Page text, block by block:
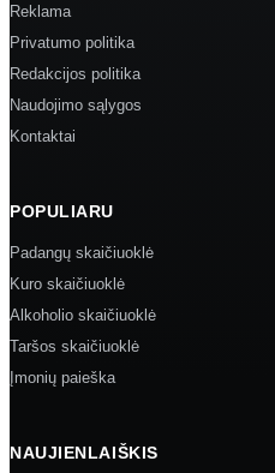
Reklama
Privatumo politika
Redakcijos politika
Naudojimo sąlygos
Kontaktai
POPULIARU
Padangų skaičiuoklė
Kuro skaičiuoklė
Alkoholio skaičiuoklė
Taršos skaičiuoklė
Įmonių paieška
NAUJIENLAIŠKIS